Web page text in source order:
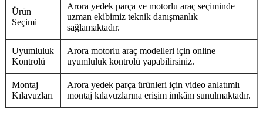
Ürün
Seçimi
Arora yedek parça ve motorlu araç seçiminde
uzman ekibimiz teknik danışmanlık
sağlamaktadır.
Uyumluluk
Kontrolü
Arora motorlu araç modelleri için online
uyumluluk kontrolü yapabilirsiniz.
Montaj
Kılavuzları
Arora yedek parça ürünleri için video anlatımlı
montaj kılavuzlarına erişim imkânı sunulmaktadır.